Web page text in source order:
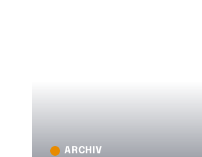
ARCHIV